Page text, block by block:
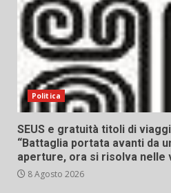
Politica
SEUS e gratuità titoli di
“Battaglia portata avanti da
aperture, ora si risolva nelle
8 Agosto 2026